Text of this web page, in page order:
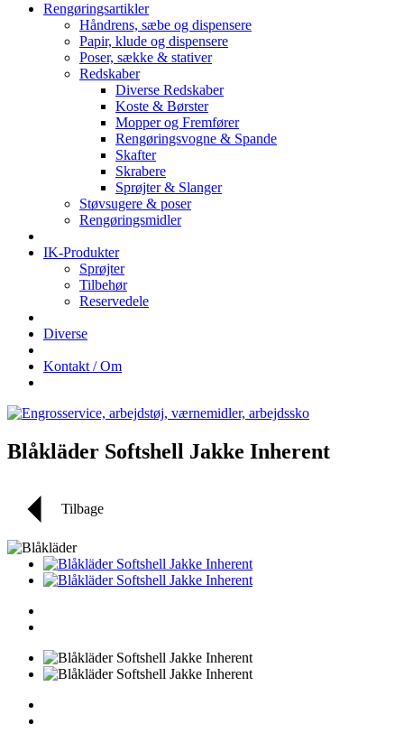
Rengøringsartikler
Håndrens, sæbe og dispensere
Papir, klude og dispensere
Poser, sække & stativer
Redskaber
Diverse Redskaber
Koste & Børster
Mopper og Fremfører
Rengøringsvogne & Spande
Skafter
Skrabere
Sprøjter & Slanger
Støvsugere & poser
Rengøringsmidler
IK-Produkter
Sprøjter
Tilbehør
Reservedele
Diverse
Kontakt / Om
Blåkläder Softshell Jakke Inherent
Tilbage